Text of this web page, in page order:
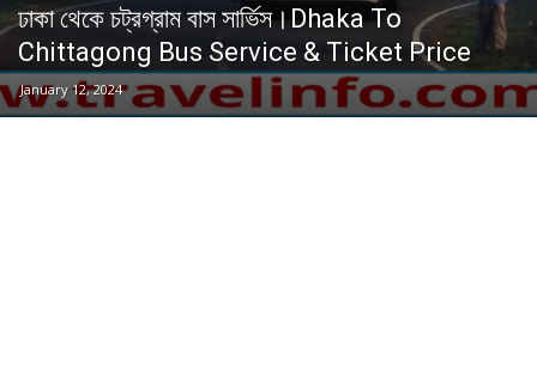
ঢাকা থেকে চট্রগ্রাম বাস সার্ভিস।Dhaka To
Chittagong Bus Service & Ticket Price
January 12, 2024